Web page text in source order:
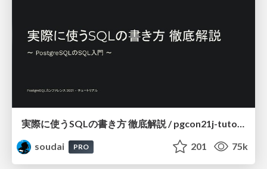
実際に使うSQLの書き方 徹底解説 / pgcon21j-tutorial
soudai
PRO 201 75k